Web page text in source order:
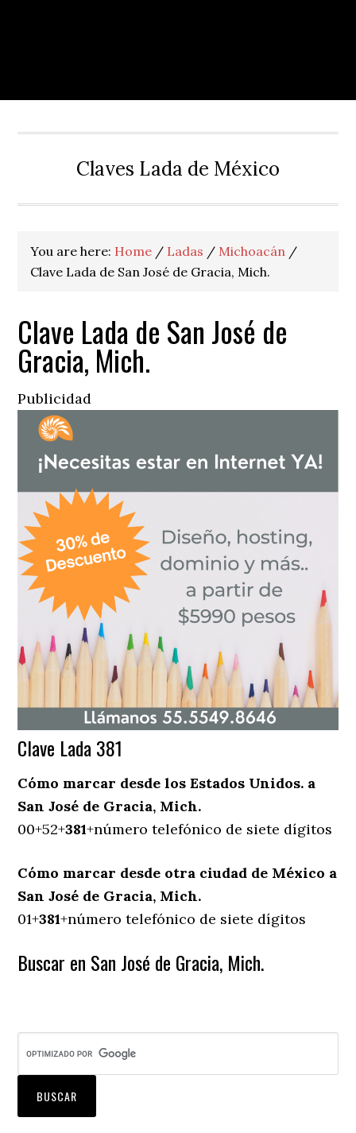
Claves Lada de México
You are here: Home / Ladas / Michoacán /
Clave Lada de San José de Gracia, Mich.
Clave Lada de San José de
Gracia, Mich.
Publicidad
Clave Lada 381
Cómo marcar desde los Estados Unidos. a
San José de Gracia, Mich.
00+52+381+número telefónico de siete dígitos
Cómo marcar desde otra ciudad de México a
San José de Gracia, Mich.
01+381+número telefónico de siete dígitos
Buscar en San José de Gracia, Mich.